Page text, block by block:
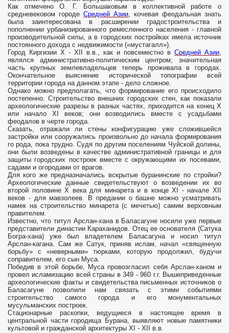
Как отмечено О. Г. Большаковым в коллективной работе о
средневековом городе Средней Азии, кочевая феодальная знать
была заин­тересована в расширении градостроительства и
пополнении урбанизированного ремесленного населения - главной
производительной силы, а в городских постройках имела источник
постоянного дохода с недвижимости («мустагалл»).
Город Киргизии X - XII в.в., как и повсеместно в Средней Азии,
являлся административно-политическим центром; зна­чительная
часть крупных землевладельцев теперь проживала в городах.
Окончательное выяснение исторической топографии всей
территории города на данном этапе - дело сложное.
Однако можно предполагать, что формирование его происходило
постепенно. Строительство внешних городских стен, как показали
археологические разрезы в разных частях, приходится на конец X
или начало XI веков; они возводились вместе с усадьбами
феодалов в черте города.
Сказать, отражали ли стены конфигурацию уже сложившейся
застройки или сооружались произвольно до начала формирования
го­ рода, пока трудно. Судя по другим поселениям Чуйской долины,
они были возведены в качестве административной границы и для
защиты городских построек вместе с окружающими их посевами,
садами и огородами от врагов.
Для кого же предназначались вскрытые буранинские по­ стройки?
Археологические данные свидетельствуют о возведении их во
второй половине X века для минарета и в конце XI - начале XII
веков - для мавзолеев. В предании о башне можно усматривать
намек на строительство минарета (с мечетью) самим верховным
правителем.
Известно, что титул Арслан-хана в Баласагуне носили уже первые
представители династии Караханидов. Отец ее основателя (Сатука
Богра-хана) уже был владетелем Баласагуна и носил титул
Арслан-кагана. Сам же Сатук, приняв ислам, начал «священную
борьбу» с «неверными» тюрками, которую продолжил, будучи
соправителем, его сын Муса.
Победив в этой борьбе, Муса провозгласил себя Арслан-ханом и
провел исламизацию всей страны в 349 - 960 г.г. Вышеприведенные
археологические факты и свидетельства письменных источников о
Баласагуне позволили нам связать с этими событиями
строительство самого города и его монументальных
мусульманских построек.
Стационарные раскопки, ведущиеся в настоящее время в
центральной части городища Бурана, выявляют новые памятники
культовой и гражданской архитектуры XI - XII в.в.